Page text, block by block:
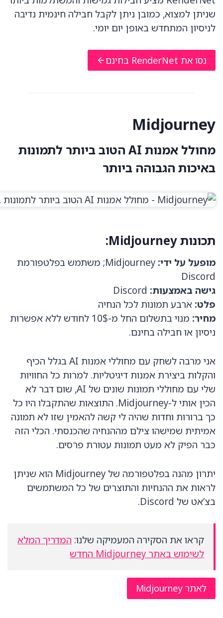
שניתן למצוא, כמובן ניתן לקבל חבילה חינמית נדיבה
לניסיון המתחדש באופן יום יומי.
נסו את RenderNet בחינם
Midjourney
מחולל אמנות AI הטוב ביותר לתמונות
באיכות הגבוהה ביותר
תכונות Midjourney:
מופעל על ידי:
Midjourney; משתמש בפלטפורמת
Discord
גישה באמצעות:
פלט: ארבע תמונות לכל הנחיה
מחיר:
מנוי בתשלום החל מ-10$ לחודש ללא אפשרות
ניסיון או חבילה בחינם.
אני מרבה לשחק עם מחוללי אמנות AI בגלל הכיף
והקלות ביצירת אמנות דיגיטליות. למרות כל החוויות
שלי עם מחוללי תמונות שונים של AI, שום דבר לא
הכין אותי ל-Midjourney. התוצאות שהתקבלו היו כל
כך ברורות וחדות שהיה לי קשה להאמין שזו לא תמונה
אמיתית שמישהו צילם מההנחיה שהכנסתי. הכלי הזה
כבר הפיק לא מעט תמונות עטורת פרסים.
יתרון מהנה בפלטפורמה של Midjourney הוא שניתן
לראות את ההנחיות והתוצרים של כל המשתמשים
בצ’אט של Discord.
קראו את הסקירה המעמיקה שלנו: המדריך המלא
לשימוש באתר Midjourney החדש
לאתר Midjourney